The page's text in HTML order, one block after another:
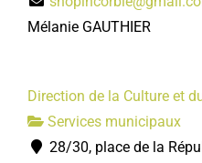
Mélanie GAUTHIER
Direction de la Culture et
Services municipaux
28/30, place de la